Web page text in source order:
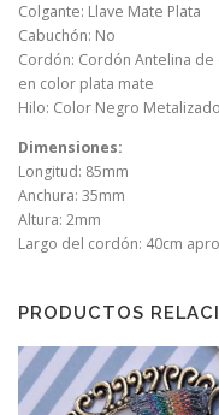
Colgante: Llave Mate Plata
Cabuchón: No
Cordón: Cordón Antelina
en color plata mate
Hilo: Color Negro Metalizado
Dimensiones:
Longitud: 85mm
Anchura: 35mm
Altura: 2mm
Largo del cordón: 40cm
PRODUCTOS